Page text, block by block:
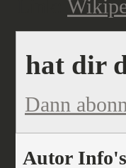
hat dir
Dann
Autor